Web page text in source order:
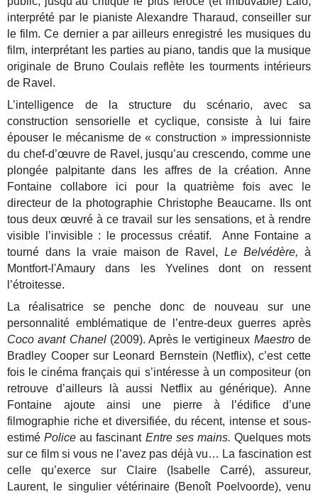
interprété par le pianiste Alexandre Tharaud, conseiller sur
le film. Ce dernier a par ailleurs enregistré les musiques du
film, interprétant les parties au piano, tandis que la musique
originale de Bruno Coulais reflète les tourments intérieurs
de Ravel.
L’intelligence de la structure du scénario, avec sa
construction sensorielle et cyclique, consiste à lui faire
épouser le mécanisme de « construction » impressionniste
du chef-d’œuvre de Ravel, jusqu’au crescendo, comme une
plongée palpitante dans les affres de la création. Anne
Fontaine collabore ici pour la quatrième fois avec le
directeur de la photographie Christophe Beaucarne. Ils ont
tous deux œuvré à ce travail sur les sensations, et à rendre
visible l’invisible : le processus créatif. Anne Fontaine a
tourné dans la vraie maison de Ravel,Le Belvédère, à
Montfort-l'Amaury dans les Yvelines dont on ressent
l’étroitesse.
La réalisatrice se penche donc de nouveau sur une
personnalité emblématique de l’entre-deux guerres après
Coco avant Chanel (2009). Après le vertigineux Maestrode
Bradley Cooper sur Leonard Bernstein (Netflix), c’est cette
fois le cinéma français qui s’intéresse à un compositeur (on
retrouve d’ailleurs là aussi Netflix au générique). Anne
Fontaine ajoute ainsi une pierre à l’édifice d’une
filmographie riche et diversifiée, du récent, intense et sous-
estiméPolice au fascinant Entre ses mains. Quelques mots
sur ce film si vous ne l’avez pas déjà vu… La fascination est
celle qu’exerce sur Claire (Isabelle Carré), assureur,
Laurent, le singulier vétérinaire (Benoît Poelvoorde), venu